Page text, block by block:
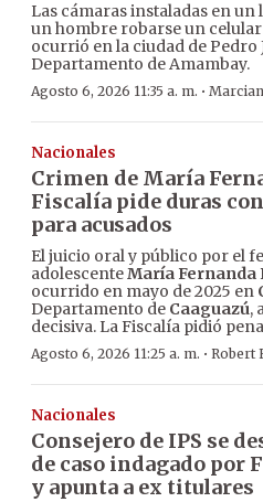
Las cámaras instaladas en
un hombre robarse un celular
ocurrió en la ciudad de Pedro
Departamento de Amambay.
Agosto 6, 2026 11:35 a. m. ·
Nacionales
Crimen de María
Fiscalía pide duras
para acusados
El juicio oral y público por el
adolescenteMaría Fernanda
ocurrido en mayo de 2025 en
Departamento de Caaguazú,
decisiva. La Fiscalía pidió
Agosto 6, 2026 11:25 a. m. · Robert
Nacionales
Consejero de IPS se
de caso indagado por
y apunta a ex titulares